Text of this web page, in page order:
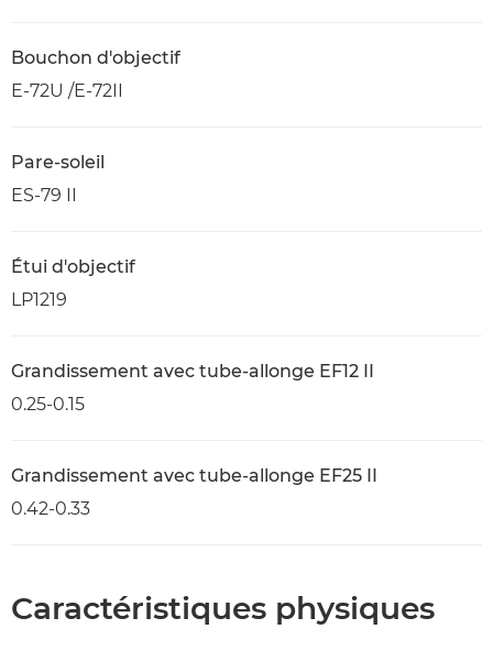
Bouchon d'objectif
E-72U /E-72II
Pare-soleil
ES-79 II
Étui d'objectif
LP1219
Grandissement avec tube-allonge EF12 II
0.25-0.15
Grandissement avec tube-allonge EF25 II
0.42-0.33
Caractéristiques physiques